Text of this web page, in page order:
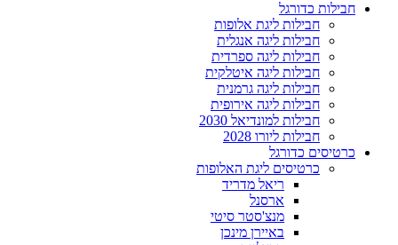
חבילות כדורגל
חבילות ליגת אלופות
חבילות ליגה אנגלית
חבילות ליגה ספרדית
חבילות ליגה איטלקית
חבילות ליגה גרמנית
חבילות ליגה אירופית
חבילות למונדיאל 2030
חבילות ליורו 2028
כרטיסים כדורגל
כרטיסים ליגת האלופות
ריאל מדריד
ארסנל
מנצ'סטר סיטי
באיירן מינכן